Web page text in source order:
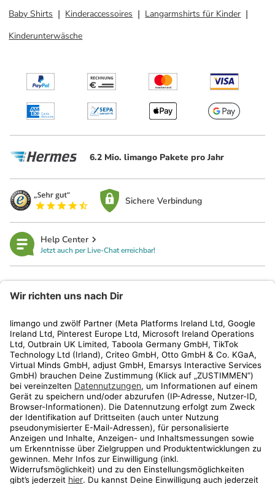
Baby Shirts
Kinderaccessoires
Langarmshirts für Kinder
Kinderunterwäsche
6.2 Mio. limango Pakete pro Jahr
Sichere Verbindung
Help Center
Jetzt auch per Live-Chat erreichbar!
Kundenservice
Shop
Aktionen
Travel